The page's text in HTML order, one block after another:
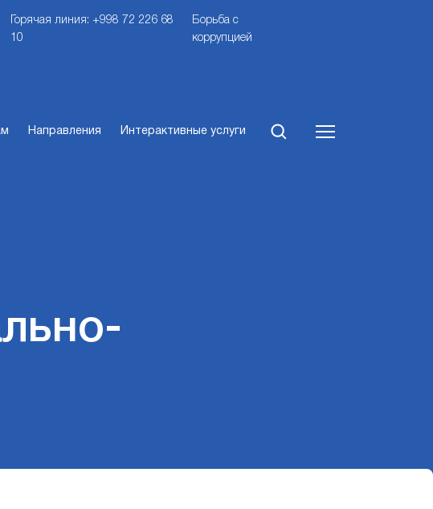
Горячая линия: +998 72 226 68
10
Борьба с
коррупцией
Направления Интерактивные услуги